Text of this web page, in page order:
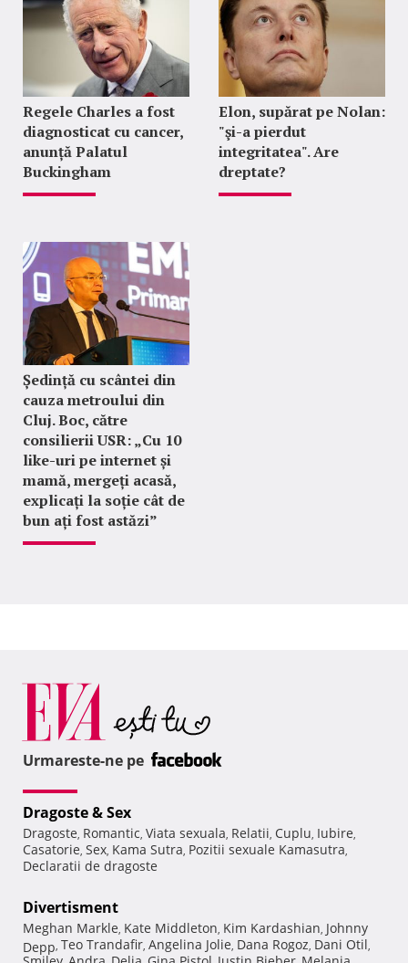
Regele Charles a fost
diagnosticat cu cancer,
anunță Palatul
Buckingham
Elon, supărat pe Nolan:
"şi-a pierdut
integritatea". Are
dreptate?
Ședință cu scântei din
cauza metroului din
Cluj. Boc, către
consilierii USR: „Cu 10
like-uri pe internet și
mamă, mergeți acasă,
explicați la soție cât de
bun ați fost astăzi”
Urmareste-ne pe
Dragoste & Sex
Dragoste, Romantic, Viata sexuala, Relatii, Cuplu, Iubire,
Casatorie, Sex, Kama Sutra, Pozitii sexuale Kamasutra,
Declaratii de dragoste
Divertisment
Meghan Markle, Kate Middleton, Kim Kardashian, Johnny
Depp, Teo Trandafir, Angelina Jolie, Dana Rogoz, Dani Otil,